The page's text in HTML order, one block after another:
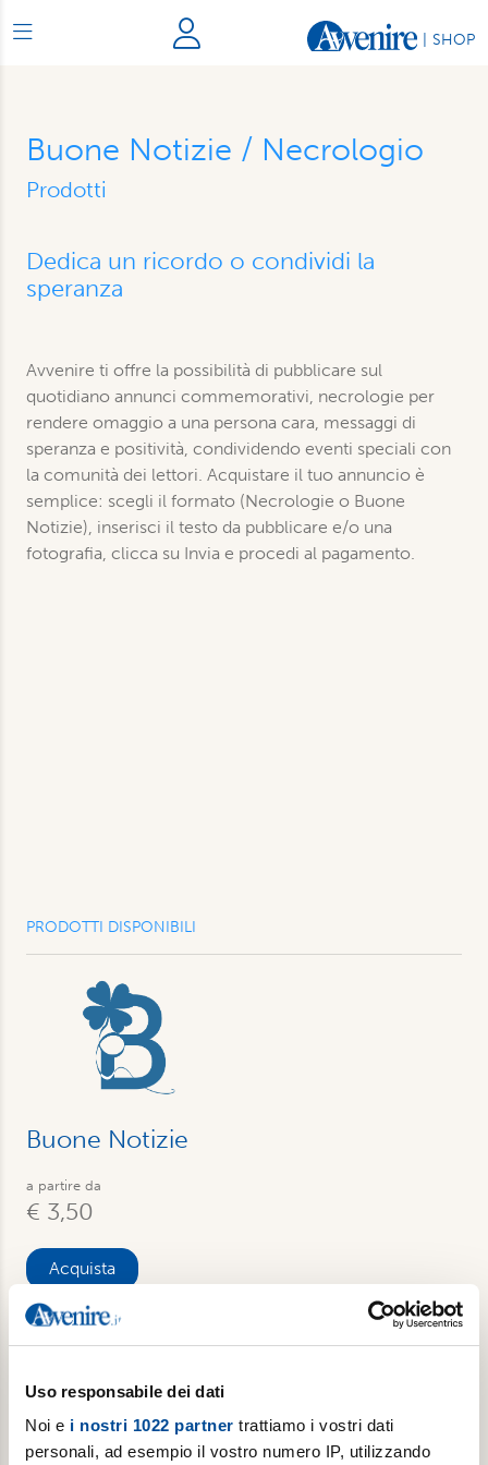
Uso responsabile dei dati
Noi e i nostri 1022 partner trattiamo i vostri dati
personali, ad esempio il vostro numero IP, utilizzando
SHOP
Buone Notizie / Necrologio
Prodotti
Dedica un ricordo o condividi la
speranza
Avvenire ti offre la possibilità di pubblicare sul
quotidiano annunci commemorativi, necrologie per
rendere omaggio a una persona cara, messaggi di
speranza e positività, condividendo eventi speciali con
la comunità dei lettori. Acquistare il tuo annuncio è
semplice: scegli il formato (Necrologie o Buone
Notizie), inserisci il testo da pubblicare e/o una
fotografia, clicca su Invia e procedi al pagamento.
PRODOTTI DISPONIBILI
Buone Notizie
a partire da
€ 3,50
Acquista